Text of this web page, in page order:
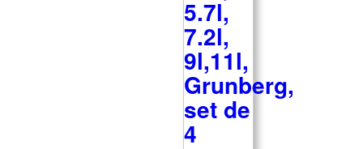
5.7l,
7.2l,
9l,11l,
Grunberg,
set de
4